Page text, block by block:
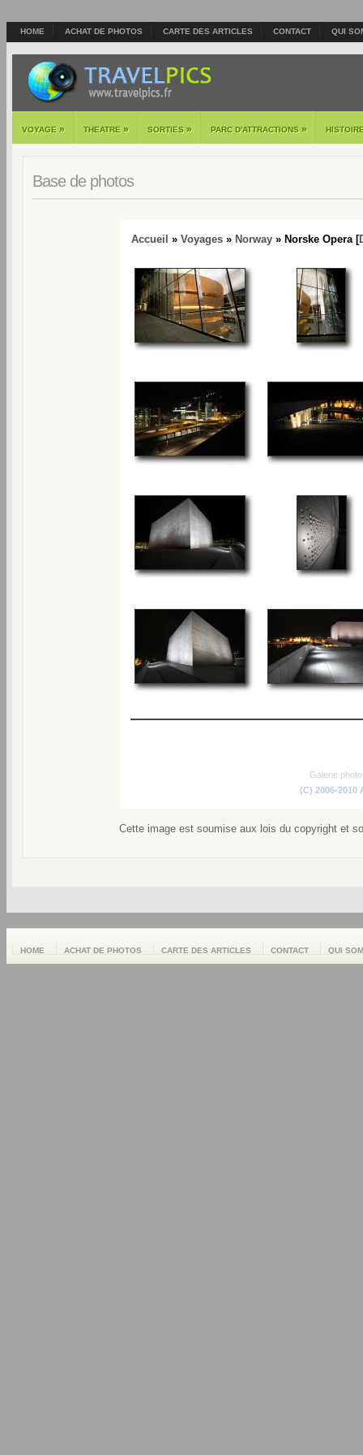
HOME ACHAT DE PHOTOS CARTE DES ARTICLES CONTACT QUI
VOYAGE » THEATRE » SORTIES » PARC D'ATTRACTIONS »
Base de photos
Accueil » Voyages» Norway» Norske Opera [
Galerie
(C) 2006-2010
Cette image est soumise aux lois du copyright et
HOME ACHAT DE PHOTOS CARTE DES ARTICLES CONTACT QUI